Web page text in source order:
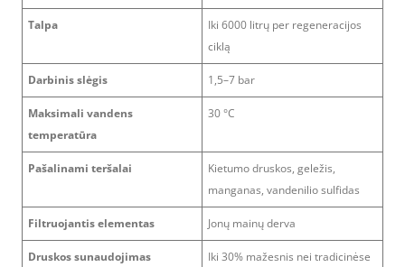
Talpa
Iki 6000 litrų per regeneracijos
ciklą
Darbinis slėgis 1,5–7 bar
Maksimali vandens
temperatūra
30 °C
Pašalinami teršalai
Kietumo druskos, geležis,
manganas, vandenilio sulfidas
Filtruojantis elementas Jonų mainų derva
Druskos sunaudojimas
Iki 30% mažesnis nei tradicinėse